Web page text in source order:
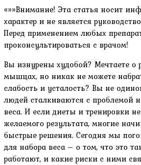
«»»Внимание! Эта статья носит
характер и не является
Перед применением любых
проконсультироваться с врачом!
Вы изнурены худобой? Мечтаете о
мышцах, но никак не можете
слабость и усталость? Вы не
людей сталкиваются с проблемой
веса. И если диеты и тренировки
желаемого результата, многие
быстрые решения. Сегодня мы
для набора веса – о том, что это
работают, и какие риски с ними